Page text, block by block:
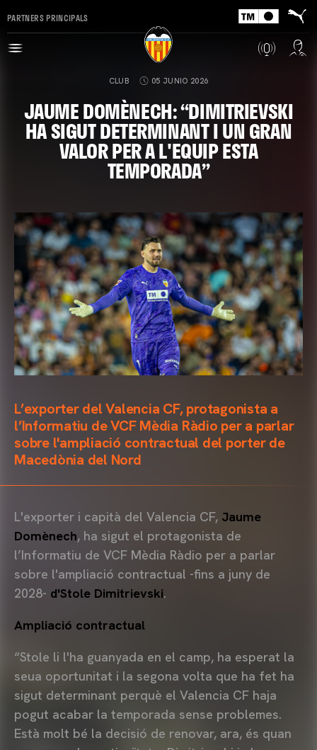
PARTNERS PRINCIPALS
CLUB 05 JUNIO 2026
JAUME DOMÈNECH: “DIMITRIEVSKI
HA SIGUT DETERMINANT I UN GRAN
VALOR PER A L'EQUIP ESTA
TEMPORADA”
L’exporter del Valencia CF, protagonista a
l’Informatiu de VCF Mèdia Ràdio per a parlar
sobre l'ampliació contractual del porter de
Macedònia del Nord
L'exporter i capità del Valencia CF, Jaume
Domènech, ha sigut el protagonista de
l’Informatiu de VCF Mèdia Ràdio per a parlar
sobre l'ampliació contractual -fins a juny de
2028- d'Stole Dimitrievski.
Ampliació contractual
“Stole li l'ha guanyada en el camp, ha esperat la
seua oportunitat i la segona volta que ha fet ha
sigut determinant perquè el Valencia CF haja
pogut acabar la temporada sense problemes.
Està molt bé la decisió de renovar, ara, és quan